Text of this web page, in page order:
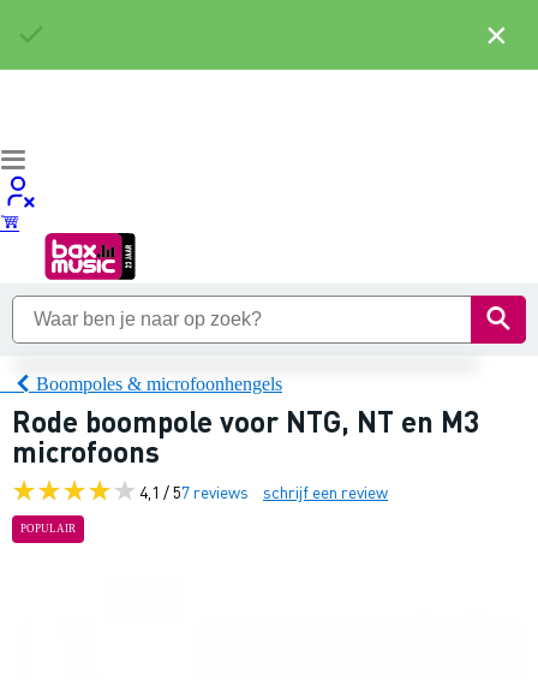
Boompoles & microfoonhengels
Rode boompole voor NTG, NT en M3
microfoons
4,1 / 57 reviews schrijf een review
POPULAIR
×